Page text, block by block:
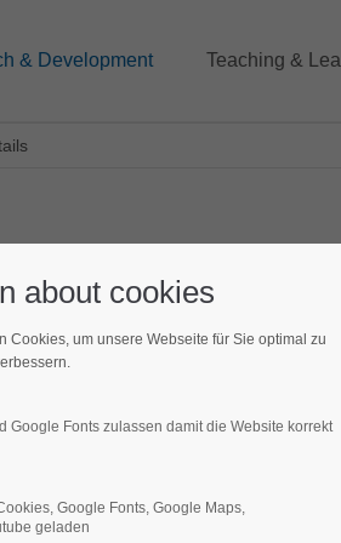
& Development Teaching &
about cookies
Cookies, um unsere Webseite für Sie optimal zu
Google Fonts zulassen damit die Website korrekt
Google Fonts, Google Maps,
geladen